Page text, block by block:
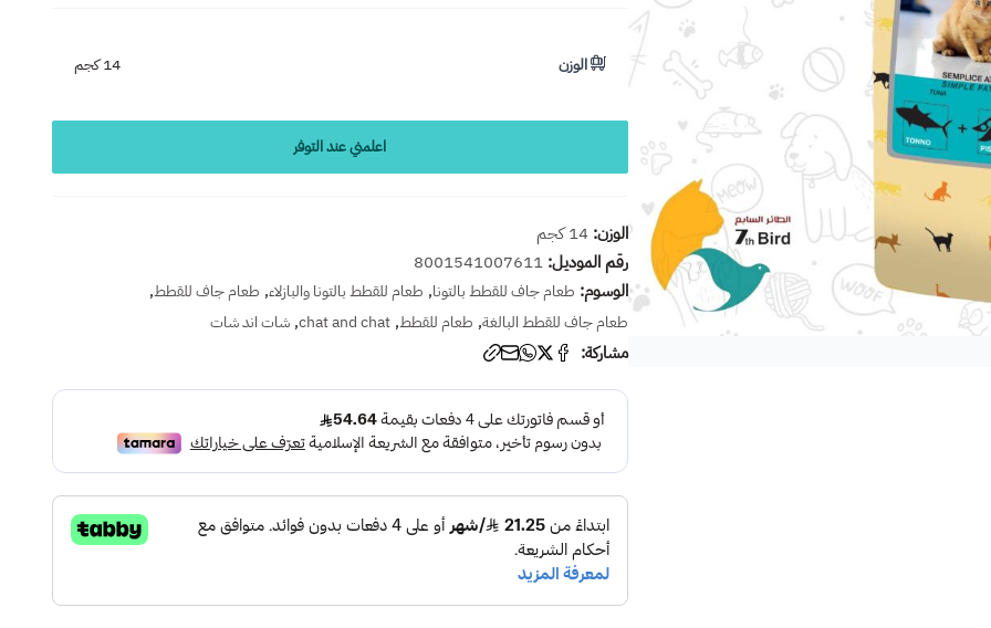
الوزن 14 كجم
اعلمني عند التوفر
الوزن:14 كجم
رقم الموديل:8001541007611
الوسوم: طعام جاف للقطط بالتونا, طعام للقطط بالتونا والبازلاء, طعام جاف للقطط,
طعام جاف للقطط البالغة, طعام للقطط,
chat and chat
,شات اند شات
مشاركة: